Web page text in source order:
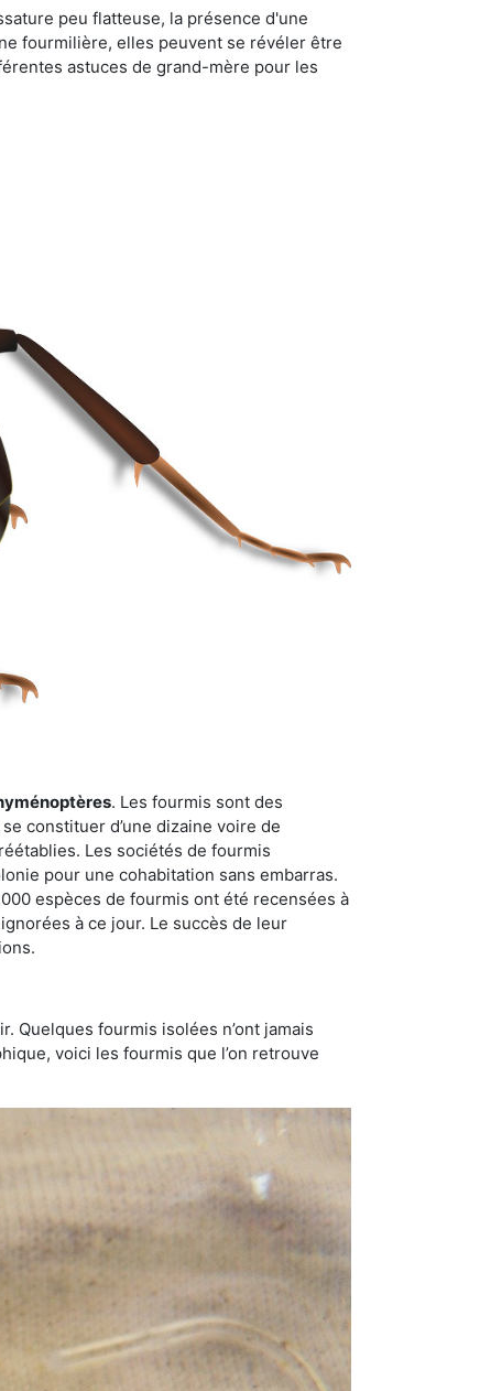
peu flatteuse, la présence d'une
fourmilière, elles peuvent se révéler être
astuces de grand-mère pour les
. Les fourmis sont des
constituer d’une dizaine voire de
Les sociétés de fourmis
pour une cohabitation sans embarras.
espèces de fourmis ont été recensées à
à ce jour. Le succès de leur
Quelques fourmis isolées n’ont jamais
voici les fourmis que l’on retrouve